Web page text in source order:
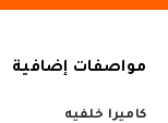
مواصفات إضافية
كاميرا خلفيه